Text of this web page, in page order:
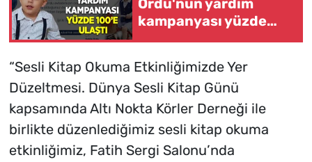
Ordu'nun yardım
kampanyası yüzde
100'e ulaştı
“Sesli Kitap Okuma Etkinliğimizde Yer
Düzeltmesi. Dünya Sesli Kitap Günü
kapsamında Altı Nokta Körler Derneği ile
birlikte düzenlediğimiz sesli kitap okuma
etkinliğimiz, Fatih Sergi Salonu’nda